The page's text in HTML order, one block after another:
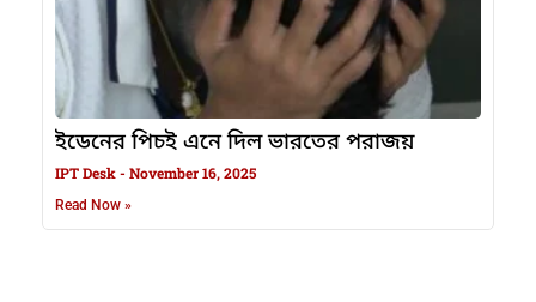
ইডেনের পিচই এনে দিল ভারতের পরাজয়
IPT Desk November 16, 2025
Read Now »